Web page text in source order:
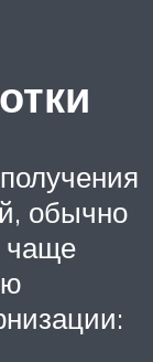
обычно
чаще